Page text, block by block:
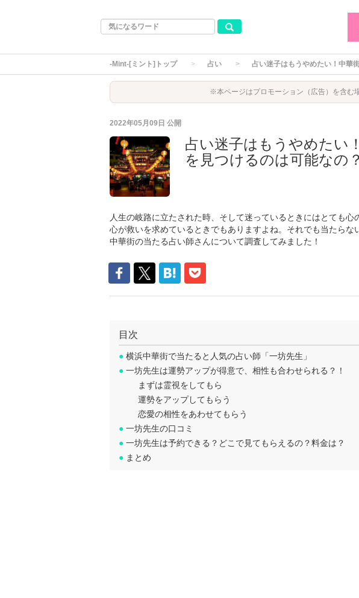
-Mint-[ミント]トップ 占い 占い迷子はもうやめたい！中華
※本ページはプロモーション（広告）を含む
2022年05月09日 公開
占い迷子はもうやめたい
を見つけるのは可能なの？
人生の岐路に立たされた時、そして迷っているときにはとても
心が救いを求めているときでもありますよね。それでも当たら
中華街の当たる占い師さんについて調査してみました！
目次
● 横浜中華街で当たると人気の占い師「一坊先生」
● 一坊先生は運勢アップが得意で、相性も合わせられる？！
まずは霊視をしてもら
運勢をアップしてもらう
恋愛の相性をあわせてもらう
● 一坊先生の口コミ
● 一坊先生は予約できる？どこで見てもらえるの？料金は？
● まとめ